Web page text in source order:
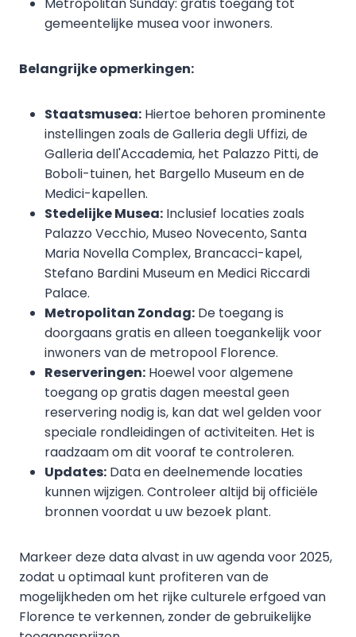
gemeentelijke musea voor inwoners.
Belangrijke opmerkingen:
Staatsmusea: Hiertoe behoren prominente
instellingen zoals de Galleria degli Uffizi, de
Galleria dell'Accademia, het Palazzo Pitti, de
Boboli-tuinen, het Bargello Museum en de
Medici-kapellen.
Stedelijke Musea: Inclusief locaties zoals
Palazzo Vecchio, Museo Novecento, Santa
Maria Novella Complex, Brancacci-kapel,
Stefano Bardini Museum en Medici Riccardi
Palace.
Metropolitan Zondag: De toegang is
doorgaans gratis en alleen toegankelijk voor
inwoners van de metropool Florence.
Reserveringen: Hoewel voor algemene
toegang op gratis dagen meestal geen
reservering nodig is, kan dat wel gelden voor
speciale rondleidingen of activiteiten. Het is
raadzaam om dit vooraf te controleren.
Updates: Data en deelnemende locaties
kunnen wijzigen. Controleer altijd bij officiële
bronnen voordat u uw bezoek plant.
Markeer deze data alvast in uw agenda voor 2025,
zodat u optimaal kunt profiteren van de
mogelijkheden om het rijke culturele erfgoed van
Florence te verkennen, zonder de gebruikelijke